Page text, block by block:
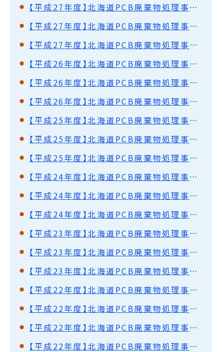
【平成27年度】北海道PCB廃棄物処理事業監視円卓会議（第37回）開催結果概要
【平成27年度】北海道PCB廃棄物処理事業監視円卓会議（第36回）開催結果概要
【平成27年度】北海道PCB廃棄物処理事業監視円卓会議（第35回）開催結果概要
【平成26年度】北海道PCB廃棄物処理事業監視円卓会議（第34回）開催結果概要
【平成26年度】北海道PCB廃棄物処理事業監視円卓会議（第33回）開催結果概要
【平成26年度】北海道PCB廃棄物処理事業監視円卓会議（第32回）開催結果概要
【平成25年度】北海道PCB廃棄物処理事業監視円卓会議（第31回）開催結果概要
【平成25年度】北海道PCB廃棄物処理事業監視円卓会議（第30回）開催結果概要
【平成25年度】北海道PCB廃棄物処理事業監視円卓会議（第29回）開催結果概要
【平成24年度】北海道PCB廃棄物処理事業監視円卓会議（第28回）開催結果概要
【平成24年度】北海道PCB廃棄物処理事業監視円卓会議（第27回）開催結果概要
【平成24年度】北海道PCB廃棄物処理事業監視円卓会議（第26回）開催結果概要
【平成23年度】北海道PCB廃棄物処理事業監視円卓会議（第25回）開催結果概要
【平成23年度】北海道PCB廃棄物処理事業監視円卓会議（第24回）開催結果概要
【平成23年度】北海道PCB廃棄物処理事業監視円卓会議（第23回）開催結果概要
【平成22年度】北海道PCB廃棄物処理事業監視円卓会議（第22回）開催結果概要
【平成22年度】北海道PCB廃棄物処理事業監視円卓会議（第21回）開催結果概要
【平成22年度】北海道PCB廃棄物処理事業監視円卓会議（第20回）開催結果概要
【平成22年度】北海道PCB廃棄物処理事業監視円卓会議（第19回）開催結果概要